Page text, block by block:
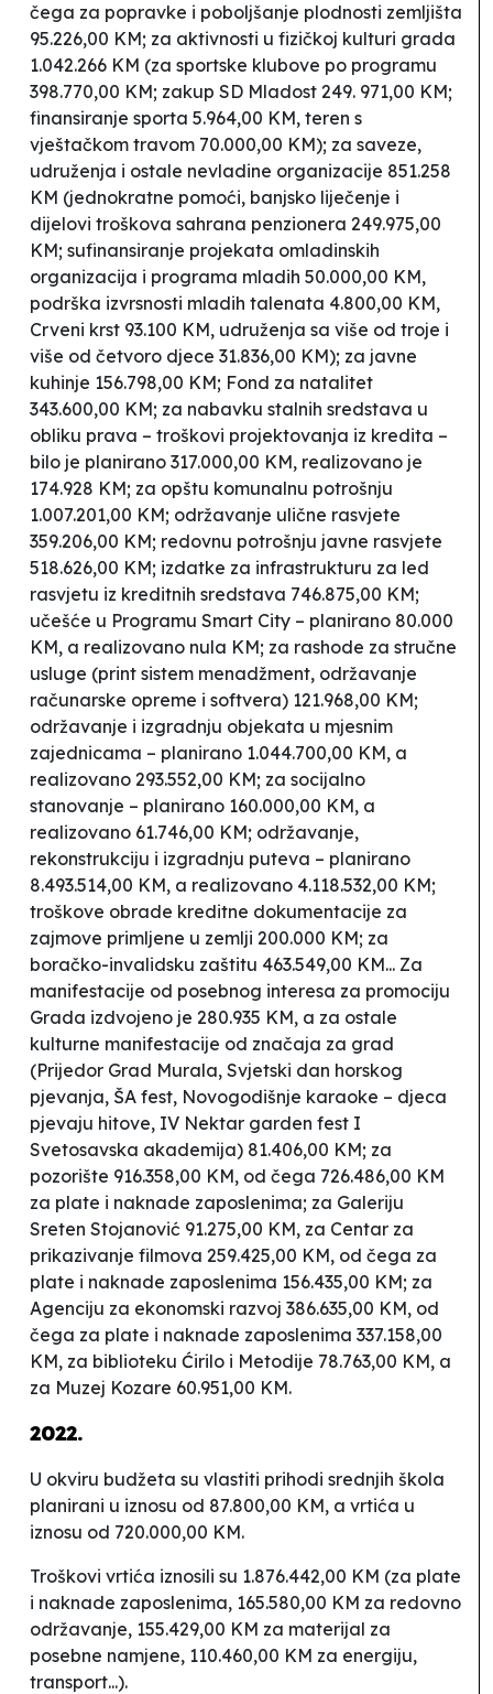
čega za popravke i poboljšanje plodnosti zemljišta
95.226,00 KM; za aktivnosti u fizičkoj kulturi grada
1.042.266 KM (za sportske klubove po programu
398.770,00 KM; zakup SD Mladost 249. 971,00 KM;
finansiranje sporta 5.964,00 KM, teren s
vještačkom travom 70.000,00 KM); za saveze,
udruženja i ostale nevladine organizacije 851.258
KM (jednokratne pomoći, banjsko liječenje i
dijelovi troškova sahrana penzionera 249.975,00
KM; sufinansiranje projekata omladinskih
organizacija i programa mladih 50.000,00 KM,
podrška izvrsnosti mladih talenata 4.800,00 KM,
Crveni krst 93.100 KM, udruženja sa više od troje i
više od četvoro djece 31.836,00 KM); za javne
kuhinje 156.798,00 KM; Fond za natalitet
343.600,00 KM; za nabavku stalnih sredstava u
obliku prava – troškovi projektovanja iz kredita –
bilo je planirano 317.000,00 KM, realizovano je
174.928 KM; za opštu komunalnu potrošnju
1.007.201,00 KM; održavanje ulične rasvjete
359.206,00 KM; redovnu potrošnju javne rasvjete
518.626,00 KM; izdatke za infrastrukturu za led
rasvjetu iz kreditnih sredstava 746.875,00 KM;
učešće u Programu Smart City – planirano 80.000
KM, a realizovano nula KM; za rashode za stručne
usluge (print sistem menadžment, održavanje
računarske opreme i softvera) 121.968,00 KM;
održavanje i izgradnju objekata u mjesnim
zajednicama – planirano 1.044.700,00 KM, a
realizovano 293.552,00 KM; za socijalno
stanovanje – planirano 160.000,00 KM, a
realizovano 61.746,00 KM; održavanje,
rekonstrukciju i izgradnju puteva – planirano
8.493.514,00 KM, a realizovano 4.118.532,00 KM;
troškove obrade kreditne dokumentacije za
zajmove primljene u zemlji 200.000 KM; za
boračko-invalidsku zaštitu 463.549,00 KM... Za
manifestacije od posebnog interesa za promociju
Grada izdvojeno je 280.935 KM, a za ostale
kulturne manifestacije od značaja za grad
(Prijedor Grad Murala, Svjetski dan horskog
pjevanja, ŠA fest, Novogodišnje karaoke – djeca
pjevaju hitove, IV Nektar garden fest I
Svetosavska akademija) 81.406,00 KM; za
pozorište 916.358,00 KM, od čega 726.486,00 KM
za plate i naknade zaposlenima; za Galeriju
Sreten Stojanović 91.275,00 KM, za Centar za
prikazivanje filmova 259.425,00 KM, od čega za
plate i naknade zaposlenima 156.435,00 KM; za
Agenciju za ekonomski razvoj 386.635,00 KM, od
čega za plate i naknade zaposlenima 337.158,00
KM, za biblioteku Ćirilo i Metodije 78.763,00 KM, a
za Muzej Kozare 60.951,00 KM.
2022.
U okviru budžeta su vlastiti prihodi srednjih škola
planirani u iznosu od 87.800,00 KM, a vrtića u
iznosu od 720.000,00 KM.
Troškovi vrtića iznosili su 1.876.442,00 KM (za plate
i naknade zaposlenima, 165.580,00 KM za redovno
održavanje, 155.429,00 KM za materijal za
posebne namjene, 110.460,00 KM za energiju,
transport...).